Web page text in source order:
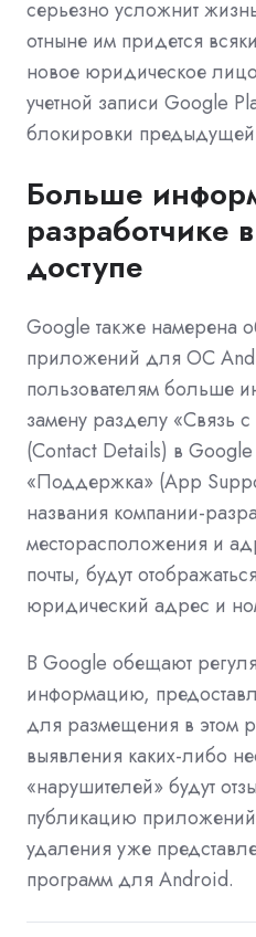
серьезно усложнит
отныне им придется
новое юридическое
учетной записи Google
блокировки
Больше
разработчике
доступе
Google также намерена
приложений для ОС
пользователям больше
замену разделу «Связь
(Contact Details) в
«Поддержка» (App
названия компании-
месторасположения и
почты, будут
юридический адрес и
В Google обещают
информацию,
для размещения в этом
выявления каких-либо
«нарушителей» будут
публикацию приложений
удаления уже
программ для Android.